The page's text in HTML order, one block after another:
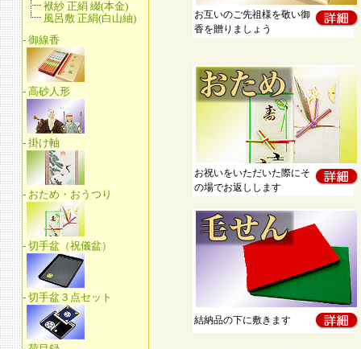
お互いのご先祖様を敬い御
香を贈りましょう
お祝いをいただいた際にそ
の場でお返しします
結納品の下に敷きます